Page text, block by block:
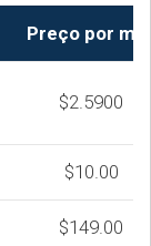
Preço por
$2.5900
$10.00
$149.00